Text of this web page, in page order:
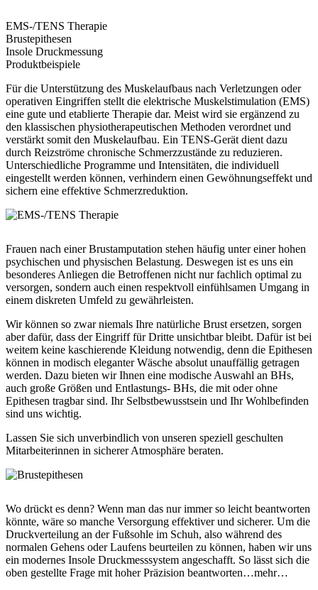
EMS-/TENS Therapie
Brustepithesen
Insole Druckmessung
Produktbeispiele
Für die Unterstützung des Muskelaufbaus nach Verletzungen oder
operativen Eingriffen stellt die elektrische Muskelstimulation (EMS)
eine gute und etablierte Therapie dar. Meist wird sie ergänzend zu
den klassischen physiotherapeutischen Methoden verordnet und
verstärkt somit den Muskelaufbau. Ein TENS-Gerät dient dazu
durch Reizströme chronische Schmerzzustände zu reduzieren.
Unterschiedliche Programme und Intensitäten, die individuell
eingestellt werden können, verhindern einen Gewöhnungseffekt und
sichern eine effektive Schmerzreduktion.
Frauen nach einer Brustamputation stehen häufig unter einer hohen
psychischen und physischen Belastung. Deswegen ist es uns ein
besonderes Anliegen die Betroffenen nicht nur fachlich optimal zu
versorgen, sondern auch einen respektvoll einfühlsamen Umgang in
einem diskreten Umfeld zu gewährleisten.
Wir können so zwar niemals Ihre natürliche Brust ersetzen, sorgen
aber dafür, dass der Eingriff für Dritte unsichtbar bleibt. Dafür ist bei
weitem keine kaschierende Kleidung notwendig, denn die Epithesen
können in modisch eleganter Wäsche absolut unauffällig getragen
werden. Dazu bieten wir Ihnen eine modische Auswahl an BHs,
auch große Größen und Entlastungs- BHs, die mit oder ohne
Epithesen tragbar sind. Ihr Selbstbewusstsein und Ihr Wohlbefinden
sind uns wichtig.
Lassen Sie sich unverbindlich von unseren speziell geschulten
Mitarbeiterinnen in sicherer Atmosphäre beraten.
Wo drückt es denn? Wenn man das nur immer so leicht beantworten
könnte, wäre so manche Versorgung effektiver und sicherer. Um die
Druckverteilung an der Fußsohle im Schuh, also während des
normalen Gehens oder Laufens beurteilen zu können, haben wir uns
ein modernes Insole Druckmesssystem angeschafft. So lässt sich die
oben gestellte Frage mit hoher Präzision beantworten…mehr…